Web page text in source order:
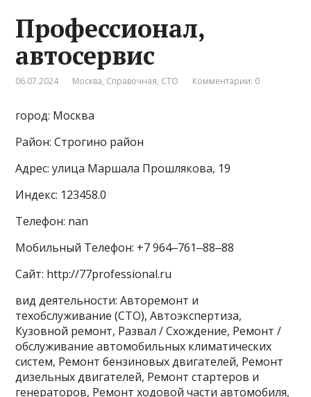
Профессионал,
автосервис
06.07.2024 Москва, Справочная, СТО Комментарии: 0
город: Москва
Район: Строгино район
Адрес: улица Маршала Прошлякова, 19
Индекс: 123458.0
Телефон: nan
Мобильный Телефон: +7 964‒761‒88‒88
Сайт: http://77professional.ru
вид деятельности: Авторемонт и
техобслуживание (СТО), Автоэкспертиза,
Кузовной ремонт, Развал / Схождение, Ремонт /
обслуживание автомобильных климатических
систем, Ремонт бензиновых двигателей, Ремонт
дизельных двигателей, Ремонт стартеров и
генераторов, Ремонт ходовой части автомобиля,